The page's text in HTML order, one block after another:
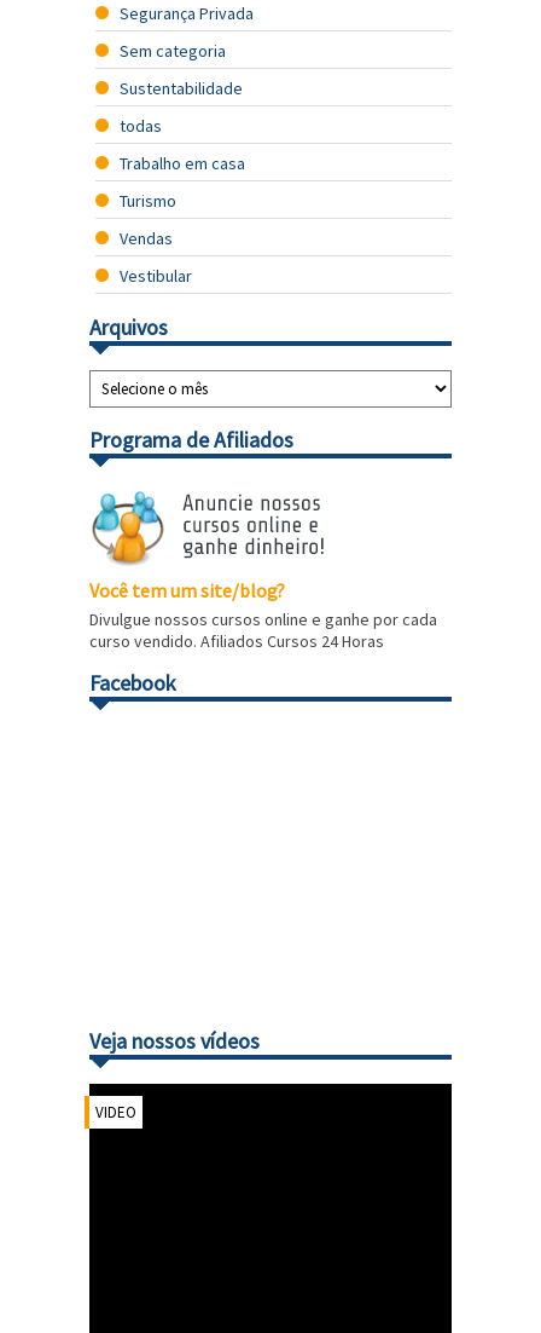
Segurança Privada
Sem categoria
Sustentabilidade
todas
Trabalho em casa
Turismo
Vendas
Vestibular
Arquivos
Programa de Afiliados
Você tem um site/blog?
Divulgue nossos cursos online e ganhe por cada
curso vendido. Afiliados Cursos 24 Horas
Facebook
Veja nossos vídeos
VIDEO